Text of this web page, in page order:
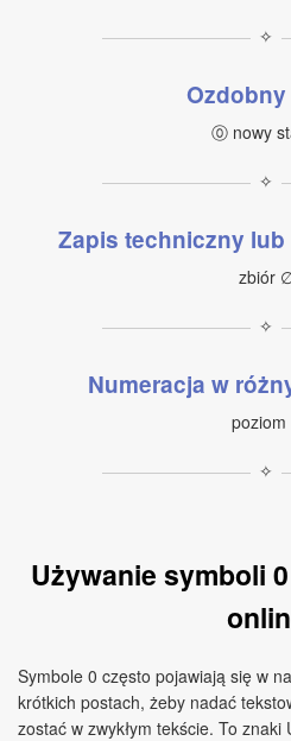
✧
⓪ nowy
✧
Zapis techniczny lub
zbiór
✧
Numeracja w
✧
Używanie symboli
Symbole 0 często pojawiają się w
krótkich postach, żeby nadać
zostać w zwykłym tekście. To